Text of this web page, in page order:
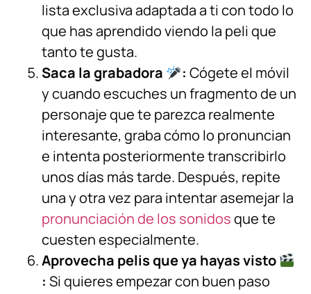
lista exclusiva adaptada a ti con todo lo
que has aprendido viendo la peli que
tanto te gusta.
Saca la grabadora
: Cógete el móvil
y cuando escuches un fragmento de un
personaje que te parezca realmente
interesante, graba cómo lo pronuncian
e intenta posteriormente transcribirlo
unos días más tarde. Después, repite
una y otra vez para intentar asemejar la
pronunciación de los sonidosque te
cuesten especialmente.
Aprovecha pelis que ya hayas visto
: Si quieres empezar con buen paso